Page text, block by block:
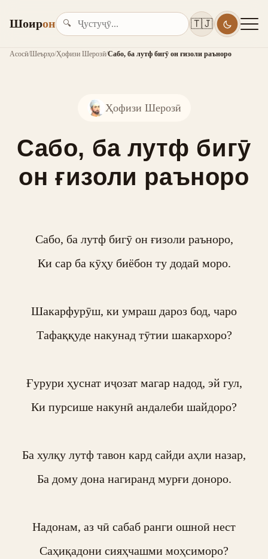
Шоирон 🔍 🇹🇯
Асосӣ/Шеърҳо/Ҳофизи Шерозӣ/Сабо, ба лутф бигӯ он ғизоли раъноро
Ҳофизи Шерозӣ
Сабо, ба лутф бигӯ
он ғизоли раъноро
Сабо, ба лутф бигӯ он ғизоли раъноро,
Ки сар ба кӯҳу биёбон ту додаӣ моро.
Шакарфурӯш, ки умраш дароз бод, чаро
Тафаққуде накунад тӯтии шакархоро?
Ғурури ҳуснат иҷозат магар надод, эй гул,
Ки пурсише накунӣ андалеби шайдоро?
Ба хулқу лутф тавон кард сайди аҳли назар,
Ба дому дона нагиранд мурғи доноро.
Надонам, аз чӣ сабаб ранги ошноӣ нест
Саҳиқадони сияҳчашми моҳсиморо?